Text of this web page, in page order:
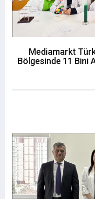
Mediamarkt
Bölgesinde 11 Bini